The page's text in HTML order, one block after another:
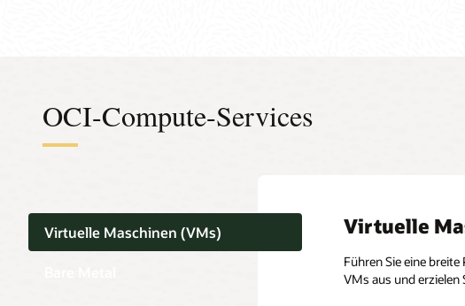
OCI-Compute-Services
Virtuelle Maschinen (VMs) Virtuelle
Führen Sie eine
VMs aus und erzielen